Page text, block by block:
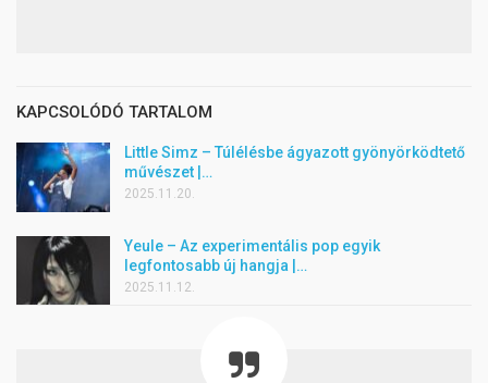
KAPCSOLÓDÓ TARTALOM
Little Simz – Túlélésbe ágyazott gyönyörködtető
művészet |…
2025.11.20.
Yeule – Az experimentális pop egyik
legfontosabb új hangja |…
2025.11.12.